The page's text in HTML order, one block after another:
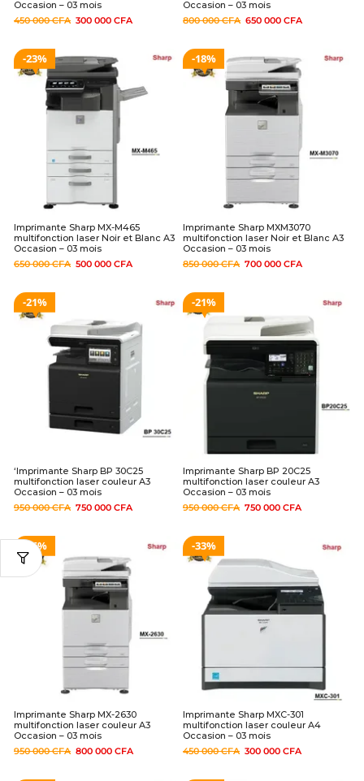
Occasion – 03 mois
450 000CFA 300 000 CFA
Occasion – 03 mois
800 000CFA 650 000 CFA
23%
Imprimante Sharp MX-M465
multifonction laser Noir et Blanc A3
Occasion – 03 mois
650 000CFA 500 000 CFA
18%
Imprimante Sharp MXM3070
multifonction laser Noir et Blanc A3
Occasion – 03 mois
850 000CFA 700 000 CFA
21%
‘Imprimante Sharp BP 30C25
multifonction laser couleur A3
Occasion – 03 mois
950 000CFA 750 000 CFA
21%
Imprimante Sharp BP 20C25
multifonction laser couleur A3
Occasion – 03 mois
950 000CFA 750 000 CFA
16%
Imprimante Sharp MX-2630
multifonction laser couleur A3
Occasion – 03 mois
950 000CFA 800 000 CFA
33%
Imprimante Sharp MXC-301
multifonction laser couleur A4
Occasion – 03 mois
450 000CFA 300 000 CFA